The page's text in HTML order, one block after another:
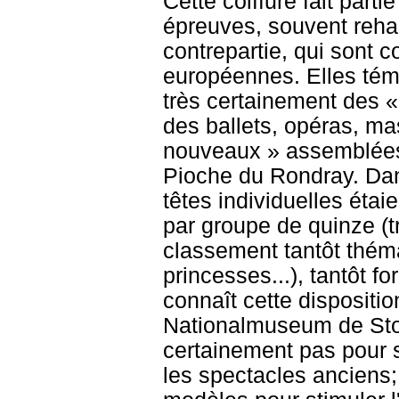
épreuves, souvent
contrepartie, qui sont
européennes. Elles
très certainement des
des ballets, opéras,
nouveaux »
Pioche du Rondray.
têtes individuelles
par groupe de quinze
classement tantôt
princesses...), tantôt
connaît cette
Nationalmuseum de
certainement pas pour
les spectacles